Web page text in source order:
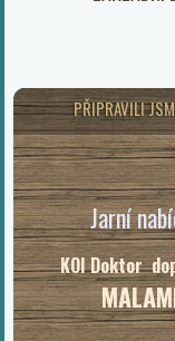
PŘIPRAVILI
Jarní
KOI Doktor